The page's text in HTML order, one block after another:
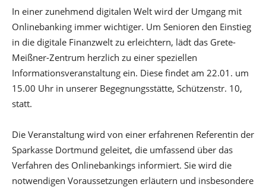
In einer zunehmend digitalen Welt wird der Umgang mit
Onlinebanking immer wichtiger. Um Senioren den Einstieg
in die digitale Finanzwelt zu erleichtern, lädt das Grete-
Meißner-Zentrum herzlich zu einer speziellen
Informationsveranstaltung ein. Diese findet am 22.01. um
15.00 Uhr in unserer Begegnungsstätte, Schützenstr. 10,
statt.
Die Veranstaltung wird von einer erfahrenen Referentin der
Sparkasse Dortmund geleitet, die umfassend über das
Verfahren des Onlinebankings informiert. Sie wird die
notwendigen Voraussetzungen erläutern und insbesondere